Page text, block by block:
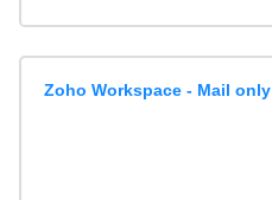
Zoho Workspace - Mail only